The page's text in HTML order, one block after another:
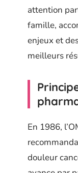
attention
famille,
enjeux et
meilleurs
En 1986,
douleur